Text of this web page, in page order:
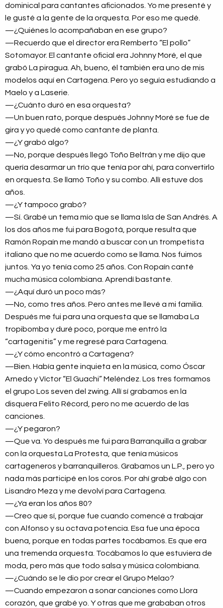
dominical para cantantes aficionados. Yo me presenté y
le gusté a la gente de la orquesta. Por eso me quedé.
—¿Quiénes lo acompañaban en ese grupo?
—Recuerdo que el director era Remberto “El pollo”
Sotomayor. El cantante oficial era Johnny Moré, el que
grabó La piragua. Ah, bueno, él también era uno de mis
modelos aquí en Cartagena. Pero yo seguía estudiando a
Maelo y a Laserie.
—¿Cuánto duró en esa orquesta?
—Un buen rato, porque después Johnny Moré se fue de
gira y yo quedé como cantante de planta.
—¿Y grabó algo?
—No, porque después llegó Toño Beltrán y me dijo que
quería desarmar un trío que tenía por ahí, para convertirlo
en orquesta. Se llamó Toño y su combo. Allí estuve dos
años.
—¿Y tampoco grabó?
—Sí. Grabé un tema mío que se llama Isla de San Andrés. A
los dos años me fui para Bogotá, porque resulta que
Ramón Ropaín me mandó a buscar con un trompetista
italiano que no me acuerdo como se llama. Nos fuimos
juntos. Ya yo tenía como 25 años. Con Ropaín canté
mucha música colombiana. Aprendí bastante.
—¿Aquí duró un poco más?
—No, como tres años. Pero antes me llevé a mi familia.
Después me fui para una orquesta que se llamaba La
tropibomba y duré poco, porque me entró la
“cartagenitis” y me regresé para Cartagena.
—¿Y cómo encontró a Cartagena?
—Bien. Había gente inquieta en la música, como Óscar
Arnedo y Víctor “El Guachi” Meléndez. Los tres formamos
el grupo Los seven del zwing. Allí sí grabamos en la
disquera Felito Récord, pero no me acuerdo de las
canciones.
—¿Y pegaron?
—Que va. Yo después me fui para Barranquilla a grabar
con la orquesta La Protesta, que tenía músicos
cartageneros y barranquilleros. Grabamos un L.P., pero yo
nada más participé en los coros. Por ahí grabé algo con
Lisandro Meza y me devolví para Cartagena.
—¿Ya eran los años 80?
—Creo que sí, porque fue cuando comencé a trabajar
con Alfonso y su octava potencia. Esa fue una época
buena, porque en todas partes tocábamos. Es que era
una tremenda orquesta. Tocábamos lo que estuviera de
moda, pero más que todo salsa y música colombiana.
—¿Cuándo se le dio por crear el Grupo Melao?
—Cuando empezaron a sonar canciones como Llora
corazón, que grabé yo. Y otras que me grababan otros